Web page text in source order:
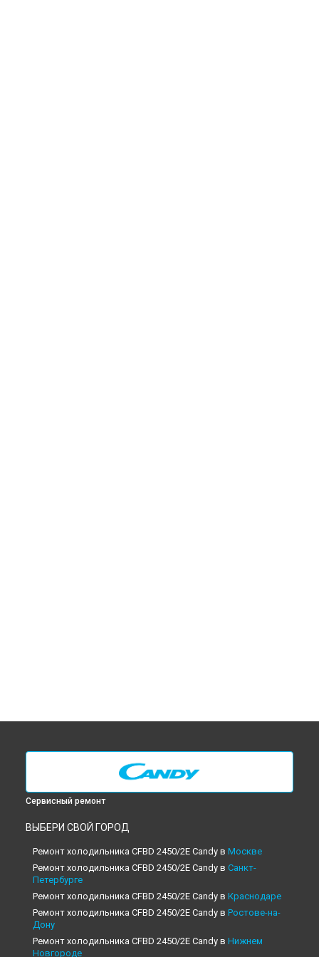
Сервисный ремонт
ВЫБЕРИ СВОЙ ГОРОД
Ремонт холодильника CFBD 2450/2E Candy в Москве
Ремонт холодильника CFBD 2450/2E Candy в Санкт-
Петербурге
Ремонт холодильника CFBD 2450/2E Candy в Краснодаре
Ремонт холодильника CFBD 2450/2E Candy в Ростове-на-
Дону
Ремонт холодильника CFBD 2450/2E Candy в Нижнем
Новгороде